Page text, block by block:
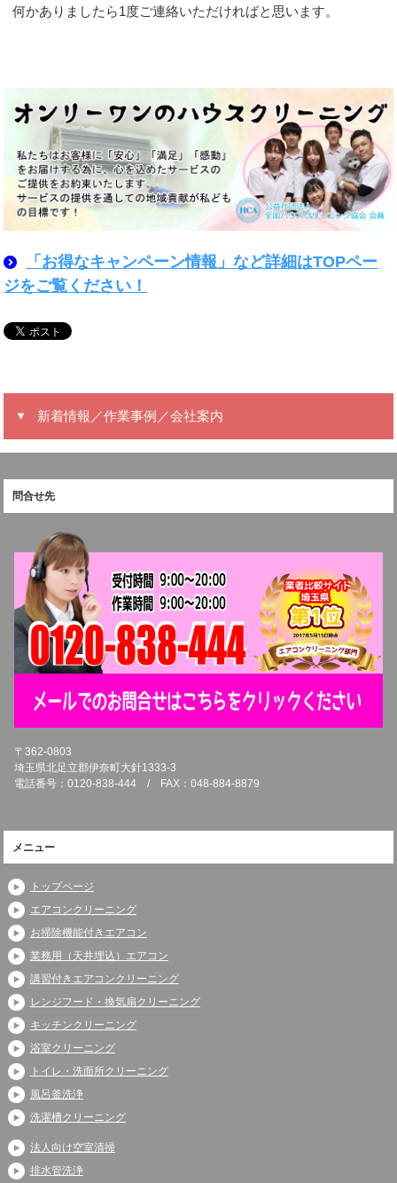
何かありましたら1度ご連絡いただければと思います。
「お得なキャンペーン情報」など詳細はTOPペー
ジをご覧ください！
新着情報／作業事例／会社案内
問合せ先
〒362-0803
埼玉県北足立郡伊奈町大針1333-3
電話番号：0120-838-444 / FAX：048-884-8879
メニュー
トップページ
エアコンクリーニング
お掃除機能付きエアコン
業務用（天井埋込）エアコン
講習付きエアコンクリーニング
レンジフード・換気扇クリーニング
キッチンクリーニング
浴室クリーニング
トイレ・洗面所クリーニング
風呂釜洗浄
洗濯槽クリーニング
法人向け空室清掃
排水管洗浄